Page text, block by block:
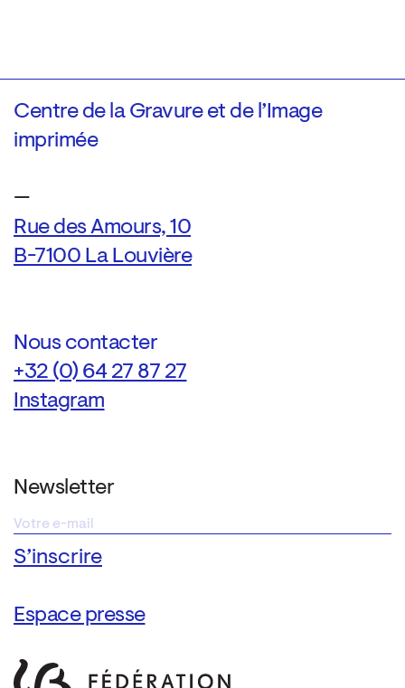
Centre de la Gravure et de l’Image
imprimée
—
Rue des Amours, 10
B-7100 La Louvière
Nous contacter
+32 (0) 64 27 87 27
Instagram
Newsletter
Espace presse